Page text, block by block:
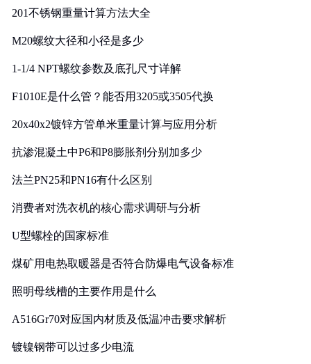
201不锈钢重量计算方法大全
M20螺纹大径和小径是多少
1-1/4 NPT螺纹参数及底孔尺寸详解
F1010E是什么管？能否用3205或3505代换
20x40x2镀锌方管单米重量计算与应用分析
抗渗混凝土中P6和P8膨胀剂分别加多少
法兰PN25和PN16有什么区别
消费者对洗衣机的核心需求调研与分析
U型螺栓的国家标准
煤矿用电热取暖器是否符合防爆电气设备标准
照明母线槽的主要作用是什么
A516Gr70对应国内材质及低温冲击要求解析
镀镍钢带可以过多少电流